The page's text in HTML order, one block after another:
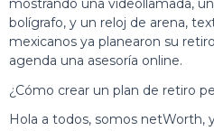
¿Cómo crear un plan de retiro
Hola a todos, somos netWorth,